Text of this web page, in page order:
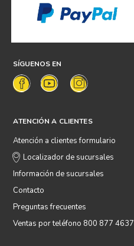
SÍGUENOS EN
ATENCIÓN A CLIENTES
Atención a clientes formulario
Localizador de sucursales
Información de sucursales
Contacto
Preguntas frecuentes
Ventas por teléfono 800 877 4637